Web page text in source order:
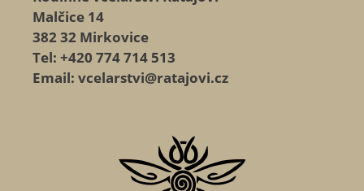
Malčice 14
382 32 Mirkovice
Tel: +420 774 714 513
Email: vcelarstvi@ratajovi.cz